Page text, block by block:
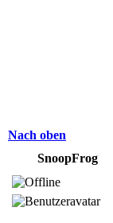
Nach oben
SnoopFrog